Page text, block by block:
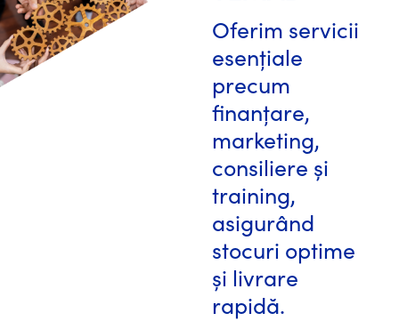
Oferim servicii
esențiale
precum
finanțare,
marketing,
consiliere și
training,
asigurând
stocuri optime
și livrare
rapidă.